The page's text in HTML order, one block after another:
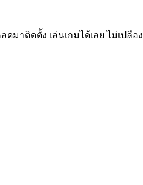
มาติดตั้ง เล่นเกมได้เลย ไม่เปลือง